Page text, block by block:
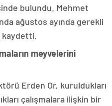
bulundu. Mehmet
ağustos ayında gerekli
kaydetti.
meyvelerini
Erden Or, kuruldukları
çalışmalara ilişkin bir